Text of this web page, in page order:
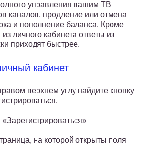
управления вашим ТВ:
каналов, продление или отмена
и пополнение баланса. Кроме
личного кабинета ответы из
приходят быстрее.
кабинет
верхнем углу найдите кнопку
на которой открыты поля